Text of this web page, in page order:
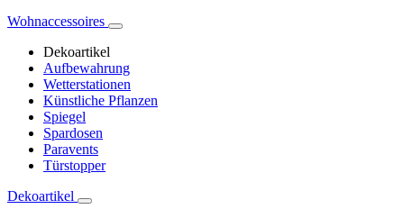
Wohnaccessoires
Dekoartikel
Aufbewahrung
Wetterstationen
Künstliche Pflanzen
Spiegel
Spardosen
Paravents
Türstopper
Dekoartikel